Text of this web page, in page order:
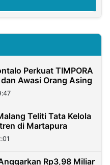
Perkuat TIMPORA
Awasi Orang Asing
Teliti Tata Kelola
di Martapura
Rp3,98 Miliar